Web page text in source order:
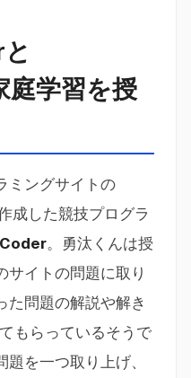
学習を授
ミングサイトの
成した競技プログラ
。勇汰くんは授
サイトの問題に取り
た問題の解説や解き
もらっているそうで
を一つ取り上げ、